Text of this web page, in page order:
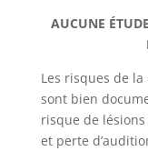
AUCUNE
Les risques de
sont bien
risque de
et perte